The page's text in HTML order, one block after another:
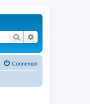
Rechercher
Connexion